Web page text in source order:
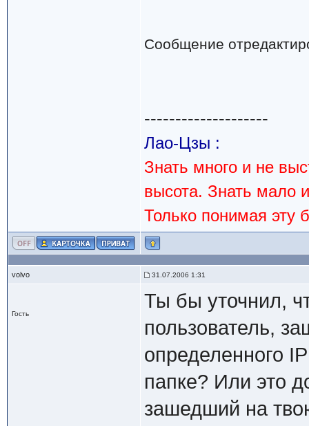
Сообщение
--------------------
Лао-Цзы :
Знать много и не
высота. Знать мало
Только понимая эту
volvo 31.07.2006 1:31
Гость
Ты бы уточнил,
пользователь,
определенного
папке? Или это
зашедший на